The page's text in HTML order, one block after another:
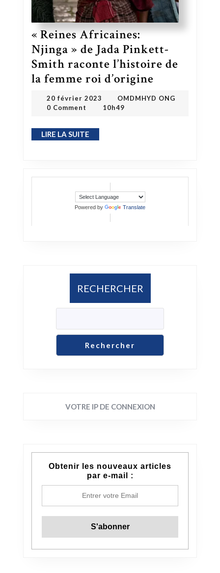
« Reines Africaines:
Njinga » de Jada Pinkett-
Smith raconte l’histoire de
la femme roi d’origine
20 février 2023 20 février 2023OMDMHYD ONG
0 Comment
10h49
LIRE LA SUITE
Powered by Translate
RECHERCHER
Rechercher
VOTRE IP DE CONNEXION
Obtenir les nouveaux articles
par e-mail :